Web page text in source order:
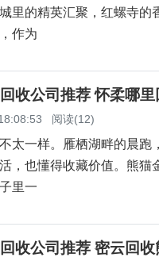
里的精英汇聚，红螺寺
作为
收公司推荐 怀柔哪里
阅读(12)
太一样。雁栖湖畔的晨跑
也懂得收藏价值。熊猫
里一
收公司推荐 密云回